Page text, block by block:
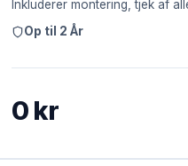
Inkluderer montering, tjek af
Op til 2 År
0 kr